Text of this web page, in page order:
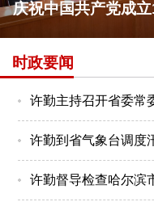
庆祝中国共产党成
时政要闻
许勤主持召开省委常
许勤到省气象台调度
许勤督导检查哈尔滨